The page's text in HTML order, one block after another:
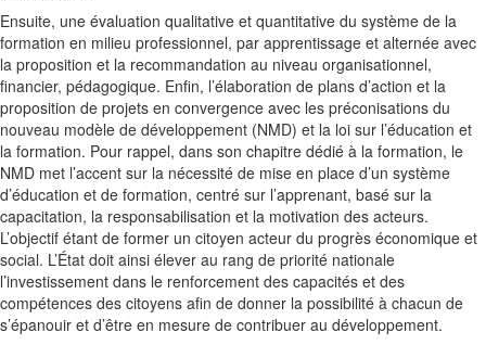
Ensuite, une évaluation qualitative et quantitative du système de la
formation en milieu professionnel, par apprentissage et alternée avec
la proposition et la recommandation au niveau organisationnel,
financier, pédagogique. Enfin, l’élaboration de plans d’action et la
proposition de projets en convergence avec les préconisations du
nouveau modèle de développement (NMD) et la loi sur l’éducation et
la formation. Pour rappel, dans son chapitre dédié à la formation, le
NMD met l’accent sur la nécessité de mise en place d’un système
d’éducation et de formation, centré sur l’apprenant, basé sur la
capacitation, la responsabilisation et la motivation des acteurs.
L’objectif étant de former un citoyen acteur du progrès économique et
social. L’État doit ainsi élever au rang de priorité nationale
l’investissement dans le renforcement des capacités et des
compétences des citoyens afin de donner la possibilité à chacun de
s’épanouir et d’être en mesure de contribuer au développement.